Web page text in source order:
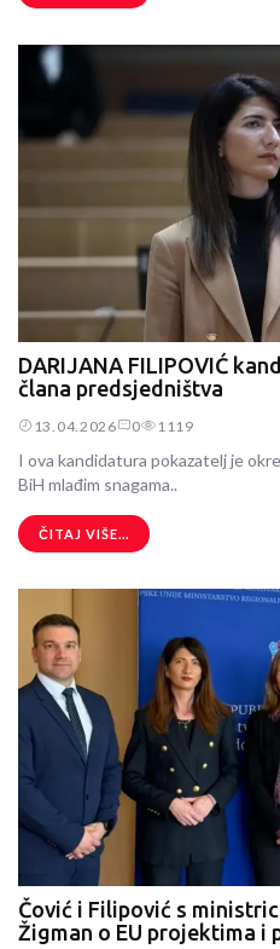
DARIJANA FILIPOVIĆ
člana predsjedništva
13.04.2026 0 1119
I ova kandidatura pokazatelj je
BiH mlađim snagama..
ČITAJ VIŠE...
Čović i Filipović s
Žigman o EU projektima i